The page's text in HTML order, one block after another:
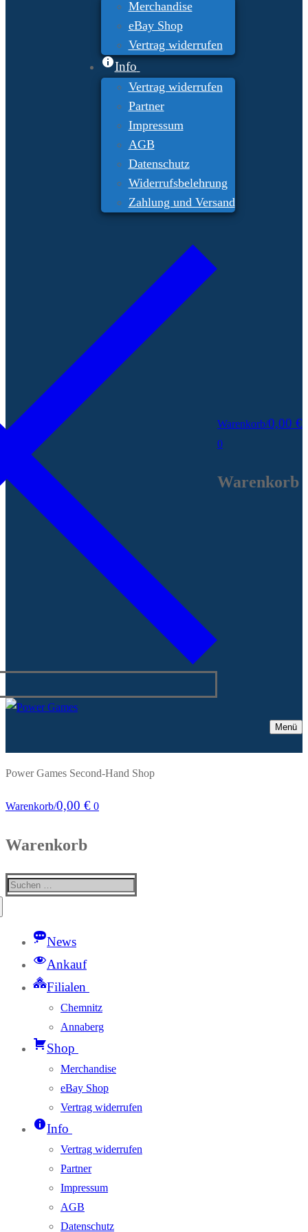
Merchandise
eBay Shop
Vertrag widerrufen
Info
Vertrag widerrufen
Partner
Impressum
AGB
Datenschutz
Widerrufsbelehrung
Zahlung und Versand
Warenkorb/0,00 €
0
Warenkorb
Menü
Power Games Second-Hand Shop
Warenkorb/0,00 € 0
Warenkorb
Suchen
News
Ankauf
Filialen
Chemnitz
Annaberg
Shop
Merchandise
eBay Shop
Vertrag widerrufen
Info
Vertrag widerrufen
Partner
Impressum
AGB
Datenschutz